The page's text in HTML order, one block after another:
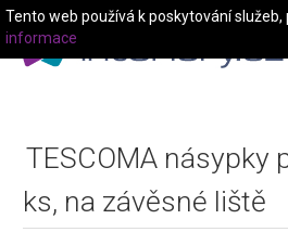
TESCOMA násypky
ks, na závěsné liště
Tento web používá k poskytování
informace